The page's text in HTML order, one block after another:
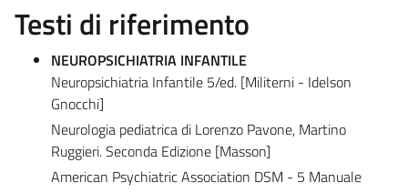
Testi di riferimento
NEUROPSICHIATRIA INFANTILE
Neuropsichiatria Infantile 5/ed. [Militerni - Idelson
Gnocchi]
Neurologia pediatrica di Lorenzo Pavone, Martino
Ruggieri. Seconda Edizione [Masson]
American Psychiatric Association DSM - 5 Manuale